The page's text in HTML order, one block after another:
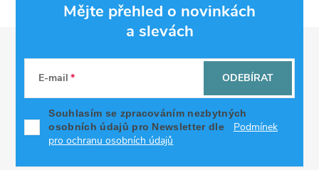
Mějte přehled o novinkách
a slevách
E-mail
Souhlasím se zpracováním nezbytných
osobních údajů pro Newsletter dle
Podmínek
pro ochranu osobních údajů
ODEBÍRAT